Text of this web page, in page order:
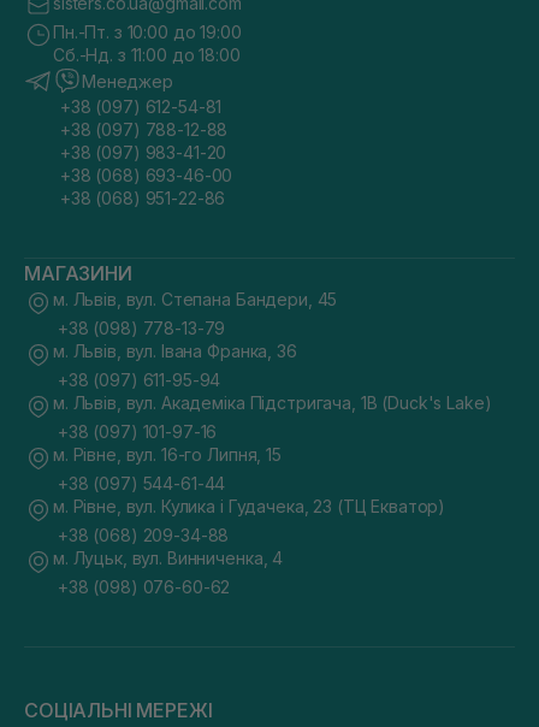
Пн.-Пт. з 10:00 до 19:00
Сб.-Нд. з 11:00 до 18:00
Менеджер
+38 (097) 612-54-81
+38 (097) 788-12-88
+38 (097) 983-41-20
+38 (068) 693-46-00
+38 (068) 951-22-86
МАГАЗИНИ
м. Львів, вул. Степана Бандери, 45
+38 (098) 778-13-79
м. Львів, вул. Івана Франка, 36
+38 (097) 611-95-94
м. Львів, вул. Академіка Підстригача, 1В (Duck's Lake)
+38 (097) 101-97-16
м. Рівне, вул. 16-го Липня, 15
+38 (097) 544-61-44
м. Рівне, вул. Кулика і Гудачека, 23 (ТЦ Екватор)
+38 (068) 209-34-88
м. Луцьк, вул. Винниченка, 4
+38 (098) 076-60-62
СОЦІАЛЬНІ МЕРЕЖІ